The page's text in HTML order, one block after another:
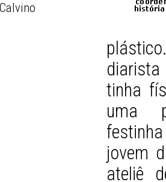
Calvino
diarista
tinha
uma
jovem
ateliê